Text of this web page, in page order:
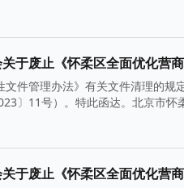
于废止《怀柔区全面优化营
件管理办法》有关文件清理的
〕11号）。特此函达。北京市
于废止《怀柔区全面优化营